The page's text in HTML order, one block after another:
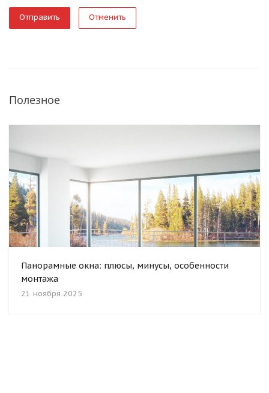
Отменить
Полезное
Панорамные окна: плюсы, минусы, особенности
монтажа
21 ноября 2025